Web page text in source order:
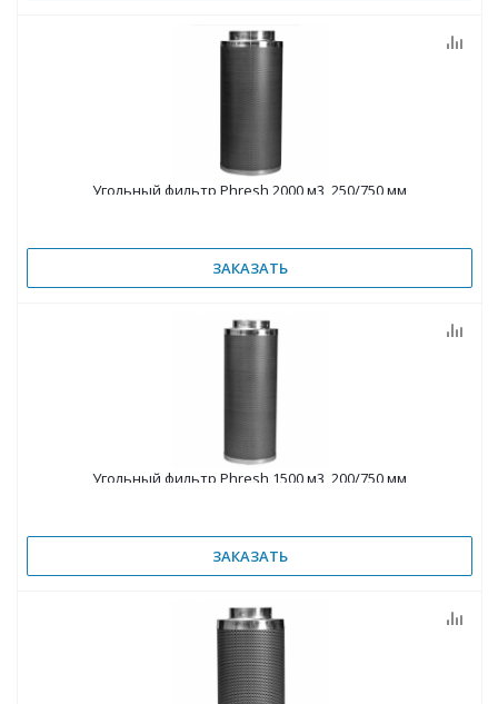
Угольный фильтр Phresh 2000 м3, 250/750 мм
ЗАКАЗАТЬ
Угольный фильтр Phresh 1500 м3, 200/750 мм
ЗАКАЗАТЬ